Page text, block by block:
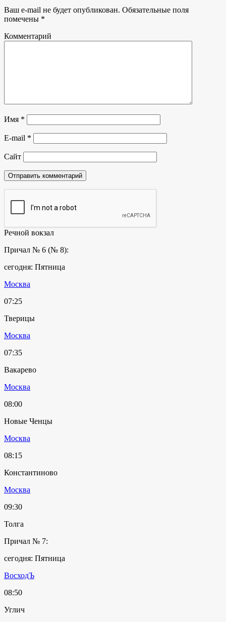
Ваш e-mail не будет опубликован. Обязательные поля
помечены *
Комментарий
Имя *
E-mail *
Сайт
Речной вокзал
Причал № 6 (№ 8):
сегодня: Пятница
Москва
07:25
Тверицы
Москва
07:35
Вакарево
Москва
08:00
Новые Ченцы
Москва
08:15
Константиново
Москва
09:30
Толга
Причал № 7:
сегодня: Пятница
ВосходЪ
08:50
Углич